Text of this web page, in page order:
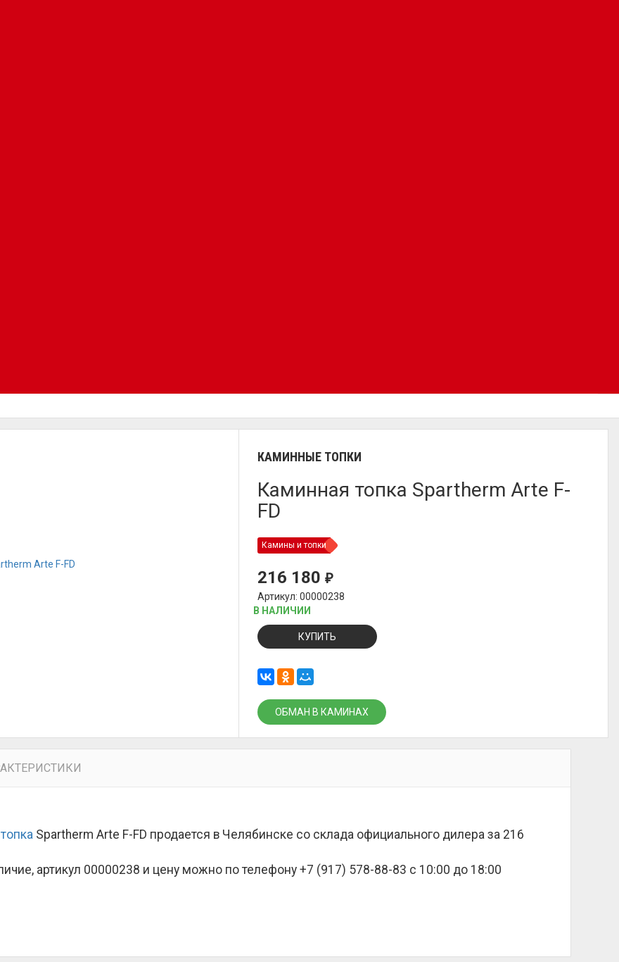
КАМИННЫЕ ТОПКИ
Каминная топка Spartherm Arte F-
FD
Камины и топки
216 180₽
Артикул: 00000238
В НАЛИЧИИ
КУПИТЬ
ОБМАН В КАМИНАХ
Spartherm Arte F-FD продается в Челябинске со склада официального дилера за 216
артикул 00000238 и цену можно по телефону +7 (917) 578-88-83 с 10:00 до 18:00